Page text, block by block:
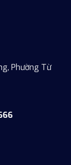
Phường Từ